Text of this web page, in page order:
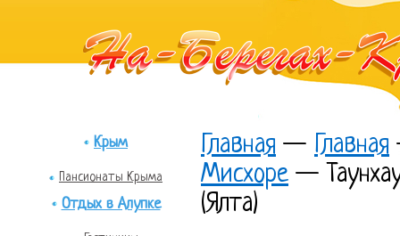
Крым
Пансионаты Крыма
Отдых в Алупке
Главная — Главная
Мисхоре —
(Ялта)